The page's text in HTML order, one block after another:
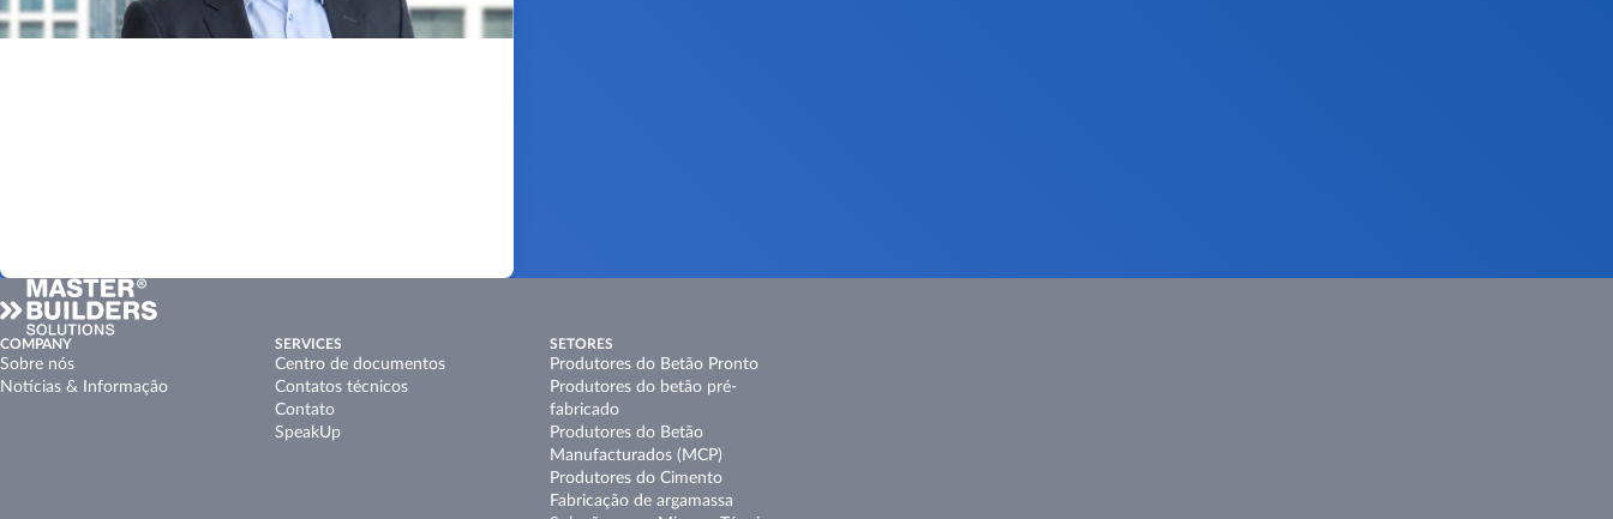
COMPANY
Sobre nós
Notícias & Informação
SERVICES
Centro de documentos
Contatos técnicos
Contato
SpeakUp
SETORES
Produtores do Betão Pronto
Produtores do betão pré-
fabricado
Produtores do Betão
Manufacturados (MCP)
Produtores do Cimento
Fabricação de argamassa